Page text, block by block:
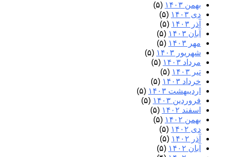
بهمن ۱۴۰۳
(۵)
دی ۱۴۰۳
(۵)
آذر ۱۴۰۳
(۵)
آبان ۱۴۰۳
(۵)
مهر ۱۴۰۳
(۵)
شهریور ۱۴۰۳
(۵)
مرداد ۱۴۰۳
(۵)
تیر ۱۴۰۳
(۵)
خرداد ۱۴۰۳
(۵)
اردیبهشت ۱۴۰۳
(۵)
فروردین ۱۴۰۳
(۵)
اسفند ۱۴۰۲
(۵)
بهمن ۱۴۰۲
(۵)
دی ۱۴۰۲
(۵)
آذر ۱۴۰۲
(۵)
آبان ۱۴۰۲
(۵)